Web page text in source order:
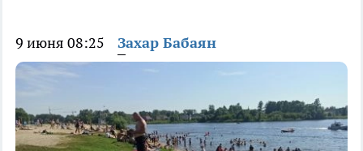
9 июня 08:25 Захар Бабаян